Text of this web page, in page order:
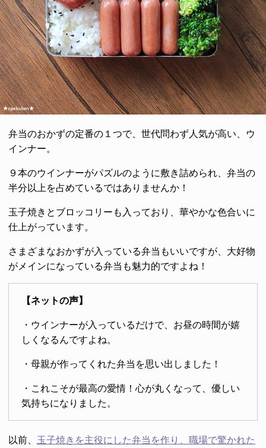
弁当のおかずの定番の１つで、世代問わず人気が高い、ウ
インナー。
９本のウインナーがパズルのように敷き詰められ、弁当の
半分以上を占めているではありませんか！
玉子焼きとブロッコリーも入っており、華やかな色合いに
仕上がっています。
さまざまなおかずが入っている弁当もいいですが、大好物
がメインになっている弁当も魅力的ですよね！
【ネットの声】
・ウインナーが入っているだけで、お昼の時間が嬉
しくなるんですよね。
・母親が作ってくれた弁当を思い出しました！
・これこそが最高の愛情！心が丸くなって、優しい
気持ちになりました。
以前、 玉子焼きを主役にした弁当を作り、職場で驚かれた